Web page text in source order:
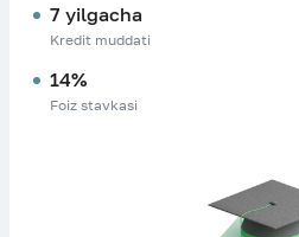
7 yilgacha
Kredit muddati
14%
Foiz stavkasi